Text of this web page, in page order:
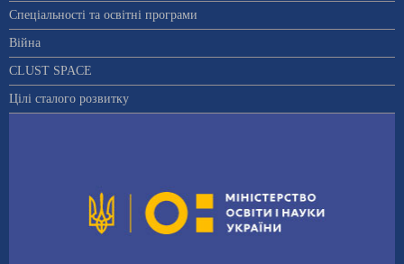
Спеціальності та освітні програми
Війна
CLUST SPACE
Цілі сталого розвитку